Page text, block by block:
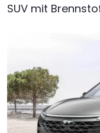
SUV mit